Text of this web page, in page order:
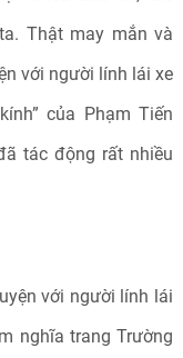
Thật may mắn và
với người lính lái xe
của Phạm Tiến
tác động rất nhiều
với người lính lái
nghĩa trang Trường